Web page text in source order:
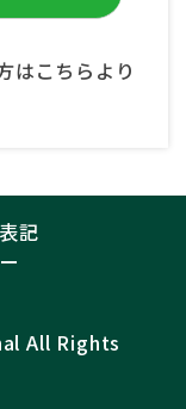
はこちらより
記
All Rights